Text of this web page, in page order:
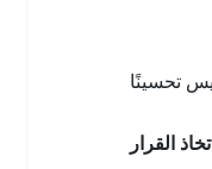
تحسينًا
القرار